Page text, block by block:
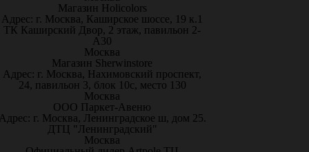
Магазин Holicolors
Адрес: г. Москва, Каширское шоссе, 19 к.1
ТК Каширский Двор, 2 этаж, павильон 2-
А30
Москва
Магазин Sherwinstore
Адрес: г. Москва, Нахимовский проспект,
24, павильон 3, блок 10с, место 130
Москва
ООО Паркет-Авeню
г. Москва, Ленинградское ш, дом 25.
ДТЦ "Ленинградский"
Москва